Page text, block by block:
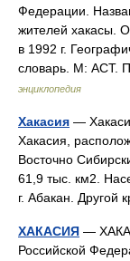
Федерации.
жителей хакасы.
в 1992 г.
словарь. М: АСТ.
энциклопедия
Хакасия —
Хакасия,
Восточно
61,9 тыс. км2.
г. Абакан.
ХАКАСИЯ —
Российской